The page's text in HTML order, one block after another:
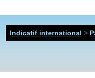
Indicatif international >